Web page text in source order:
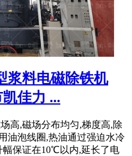
浆料电磁除铁机
佳力 ...
高,磁场分布均匀,梯度高,除
油泡线圈,热油通过强迫水冷
幅保证在10℃以内,延长了电